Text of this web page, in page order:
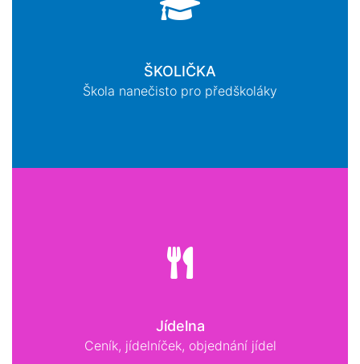
ŠKOLIČKA
Škola nanečisto pro předškoláky
Jídelna
Ceník, jídelníček, objednání jídel